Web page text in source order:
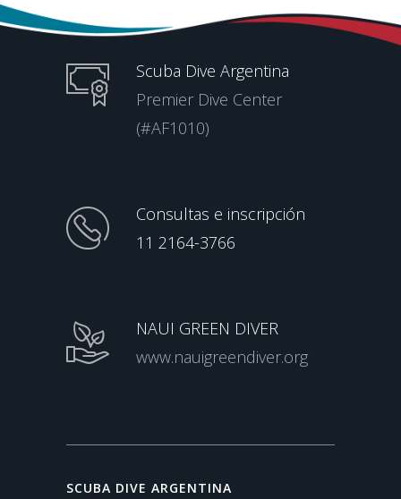
Scuba Dive Argentina
Premier Dive Center
(#AF1010)
Consultas e inscripción
11 2164-3766
NAUI GREEN DIVER
www.nauigreendiver.org
SCUBA DIVE ARGENTINA